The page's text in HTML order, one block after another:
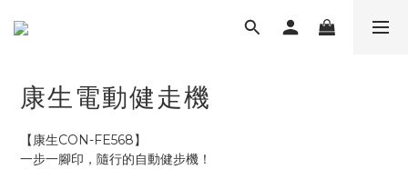
康生電動健走機
【康生CON-FE568】
一步一腳印，隨行的自動健步機！